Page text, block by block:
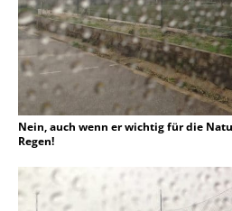
Nein, auch wenn er wichtig für die
Regen!